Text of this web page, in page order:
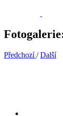
Předchozí / Další